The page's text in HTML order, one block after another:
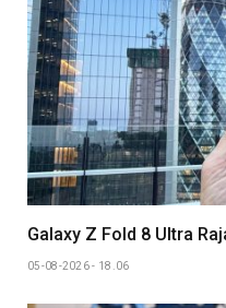
Galaxy Z Fold 8 Ultra
05-08-2026 - 18.06